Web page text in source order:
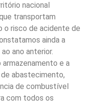
nacional
transportam
o risco de acidente de
ainda a
ano anterior.
armazenamento e a
abastecimento,
de combustível
com todos os